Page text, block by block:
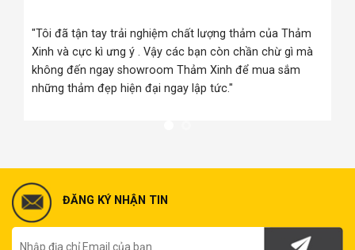
"Tôi đã tận tay trải nghiệm chất lượng thảm của Thảm
Xinh và cực kì ưng ý . Vậy các bạn còn chần chừ gì mà
không đến ngay showroom Thảm Xinh để mua sắm
những thảm đẹp hiện đại ngay lập tức."
ĐĂNG KÝ NHẬN TIN